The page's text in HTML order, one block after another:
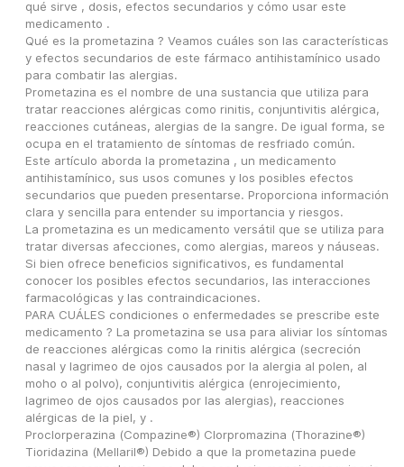
qué sirve , dosis, efectos secundarios y cómo usar este
medicamento .
Qué es la prometazina ? Veamos cuáles son las características
y efectos secundarios de este fármaco antihistamínico usado
para combatir las alergias.
Prometazina es el nombre de una sustancia que utiliza para
tratar reacciones alérgicas como rinitis, conjuntivitis alérgica,
reacciones cutáneas, alergias de la sangre. De igual forma, se
ocupa en el tratamiento de síntomas de resfriado común.
Este artículo aborda la prometazina , un medicamento
antihistamínico, sus usos comunes y los posibles efectos
secundarios que pueden presentarse. Proporciona información
clara y sencilla para entender su importancia y riesgos.
La prometazina es un medicamento versátil que se utiliza para
tratar diversas afecciones, como alergias, mareos y náuseas.
Si bien ofrece beneficios significativos, es fundamental
conocer los posibles efectos secundarios, las interacciones
farmacológicas y las contraindicaciones.
PARA CUÁLES condiciones o enfermedades se prescribe este
medicamento ? La prometazina se usa para aliviar los síntomas
de reacciones alérgicas como la rinitis alérgica (secreción
nasal y lagrimeo de ojos causados por la alergia al polen, al
moho o al polvo), conjuntivitis alérgica (enrojecimiento,
lagrimeo de ojos causados por las alergias), reacciones
alérgicas de la piel, y .
Proclorperazina (Compazine®) Clorpromazina (Thorazine®)
Tioridazina (Mellaril®) Debido a que la prometazina puede